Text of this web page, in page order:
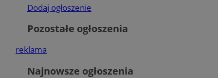
Dodaj ogłoszenie
Pozostałe ogłoszenia
reklama
Najnowsze ogłoszenia